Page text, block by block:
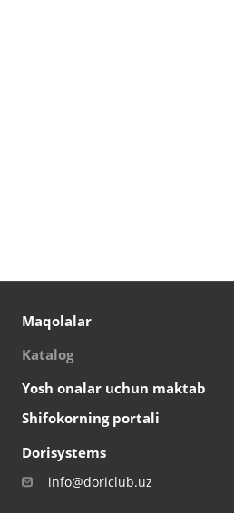
Maqolalar
Katalog
Yosh onalar uchun maktab
Shifokorning portali
Dorisystems
info@doriclub.uz